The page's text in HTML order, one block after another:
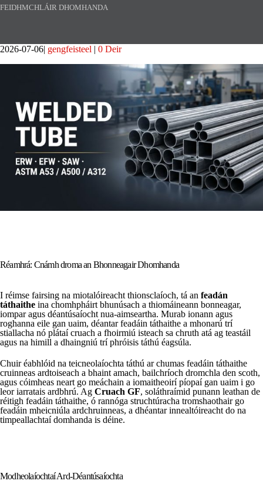
FEIDHMCHLÁIR DHOMHANDA
2026-07-06 gengfeisteel 0 Deir
Réamhrá: Cnámh droma an Bhonneagair Dhomhanda
I réimse fairsing na miotalóireacht thionsclaíoch, tá an feadán
táthaithe ina chomhpháirt bhunúsach a thiomáineann bonneagar,
iompar agus déantúsaíocht nua-aimseartha. Murab ionann agus
roghanna eile gan uaim, déantar feadáin táthaithe a mhonarú trí
stiallacha nó plátaí cruach a fhoirmiú isteach sa chruth atá ag teastáil
agus na himill a dhaingniú trí phróisis táthú éagsúla.
Chuir éabhlóid na teicneolaíochta táthú ar chumas feadáin táthaithe
cruinneas ardtoiseach a bhaint amach, bailchríoch dromchla den scoth,
agus cóimheas neart go meáchain a iomaitheoirí píopaí gan uaim i go
leor iarratais ardbhrú. Ag Cruach GF, soláthraímid punann leathan de
réitigh feadáin táthaithe, ó rannóga struchtúracha tromshaothair go
feadáin mheicniúla ardchruinneas, a dhéantar innealtóireacht do na
timpeallachtaí domhanda is déine.
Modheolaíochtaí Ard-Déantúsaíochta